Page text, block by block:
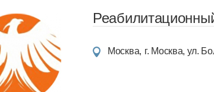
Москва г. Москва, ул.